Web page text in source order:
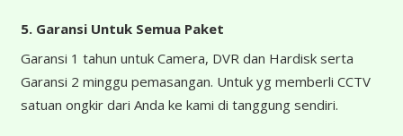
5. Garansi Untuk Semua Paket
Garansi 1 tahun untuk Camera, DVR dan Hardisk serta
Garansi 2 minggu pemasangan. Untuk yg memberli CCTV
satuan ongkir dari Anda ke kami di tanggung sendiri.